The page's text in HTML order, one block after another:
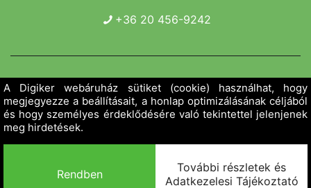
+36 20 456-9242
Copyright 2019 - 2026. Borsod Agroker Zrt.
Minden jog fenntartva!